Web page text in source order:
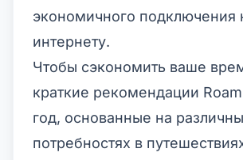
экономичного подключения
интернету.
Чтобы сэкономить ваше
краткие рекомендации
год, основанные на
потребностях в